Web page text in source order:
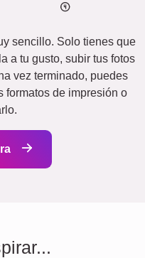
sencillo. Solo tienes que
a tu gusto, subir tus fotos
vez terminado, puedes
formatos de impresión o